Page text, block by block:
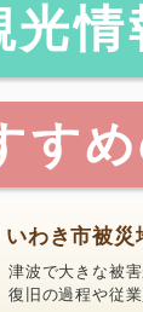
光情
す
いわき市被
津波で大きな被
復旧の過程や従